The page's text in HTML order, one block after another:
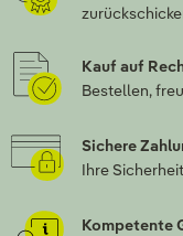
Kauf auf
Bestellen,
Sichere
Ihre
Kompetente